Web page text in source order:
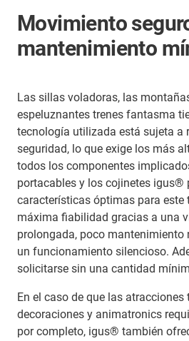
Movimiento
mantenimiento
Las sillas voladoras, las
espeluznantes trenes fantasma
tecnología utilizada está sujeta a
seguridad, lo que exige los más
todos los componentes
portacables y los cojinetes igus®
características óptimas para este
máxima fiabilidad gracias a una
prolongada, poco mantenimiento
un funcionamiento silencioso.
solicitarse sin una cantidad
En el caso de que las
decoraciones y animatronics
por completo, igus® también